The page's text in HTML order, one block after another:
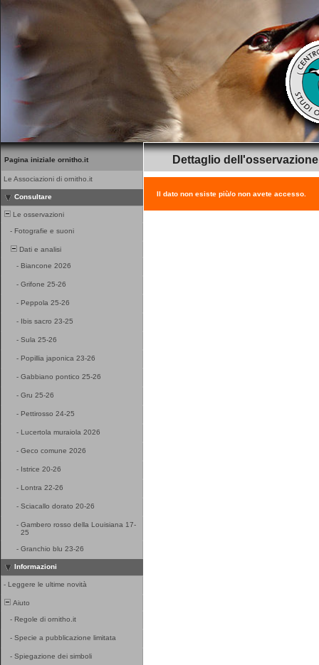
Pagina iniziale ornitho.it
Le Associazioni di ornitho.it
Consultare
Le osservazioni
- Fotografie e suoni
Dati e analisi
- Biancone 2026
- Grifone 25-26
- Peppola 25-26
- Ibis sacro 23-25
- Sula 25-26
- Popillia japonica 23-26
- Gabbiano pontico 25-26
- Gru 25-26
- Pettirosso 24-25
- Lucertola muraiola 2026
- Geco comune 2026
- Istrice 20-26
- Lontra 22-26
- Sciacallo dorato 20-26
- Gambero rosso della Louisiana 17-
25
- Granchio blu 23-26
Informazioni
- Leggere le ultime novità
Aiuto
- Regole di ornitho.it
- Specie a pubblicazione limitata
- Spiegazione dei simboli
Dettaglio dell'osservazione
Il dato non esiste più/o non avete accesso.